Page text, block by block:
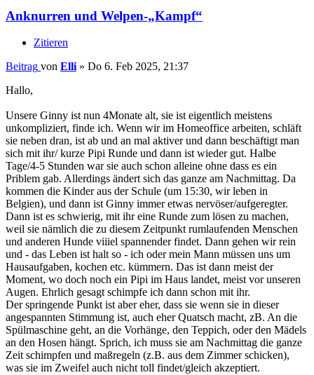
Anknurren und Welpen-„Kampf“
Zitieren
Beitrag von Elli » Do 6. Feb 2025, 21:37
Hallo,
Unsere Ginny ist nun 4Monate alt, sie ist eigentlich meistens
unkompliziert, finde ich. Wenn wir im Homeoffice arbeiten, schläft
sie neben dran, ist ab und an mal aktiver und dann beschäftigt man
sich mit ihr/ kurze Pipi Runde und dann ist wieder gut. Halbe
Tage/4-5 Stunden war sie auch schon alleine ohne dass es ein
Priblem gab. Allerdings ändert sich das ganze am Nachmittag. Da
kommen die Kinder aus der Schule (um 15:30, wir leben in
Belgien), und dann ist Ginny immer etwas nervöser/aufgeregter.
Dann ist es schwierig, mit ihr eine Runde zum lösen zu machen,
weil sie nämlich die zu diesem Zeitpunkt rumlaufenden Menschen
und anderen Hunde viiiel spannender findet. Dann gehen wir rein
und - das Leben ist halt so - ich oder mein Mann müssen uns um
Hausaufgaben, kochen etc. kümmern. Das ist dann meist der
Moment, wo doch noch ein Pipi im Haus landet, meist vor unseren
Augen. Ehrlich gesagt schimpfe ich dann schon mit ihr.
Der springende Punkt ist aber eher, dass sie wenn sie in dieser
angespannten Stimmung ist, auch eher Quatsch macht, zB. An die
Spülmaschine geht, an die Vorhänge, den Teppich, oder den Mädels
an den Hosen hängt. Sprich, ich muss sie am Nachmittag die ganze
Zeit schimpfen und maßregeln (z.B. aus dem Zimmer schicken),
was sie im Zweifel auch nicht toll findet/gleich akzeptiert.